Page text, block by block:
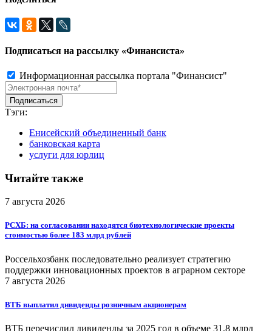
Подписаться на рассылку «Финансиста»
Информационная рассылка портала "Финансист"
Тэги:
Енисейский объединенный банк
банковская карта
услуги для юрлиц
Читайте также
7 августа 2026
РСХБ: на согласовании находятся биотехнологические проекты
стоимостью более 183 млрд рублей
Россельхозбанк последовательно реализует стратегию
поддержки инновационных проектов в аграрном секторе
7 августа 2026
ВТБ выплатил дивиденды розничным акционерам
ВТБ перечислил дивиденды за 2025 год в объеме 31,8 млрд